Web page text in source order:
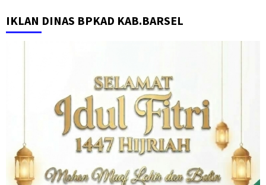
IKLAN DINAS BPKAD KAB.BARSEL